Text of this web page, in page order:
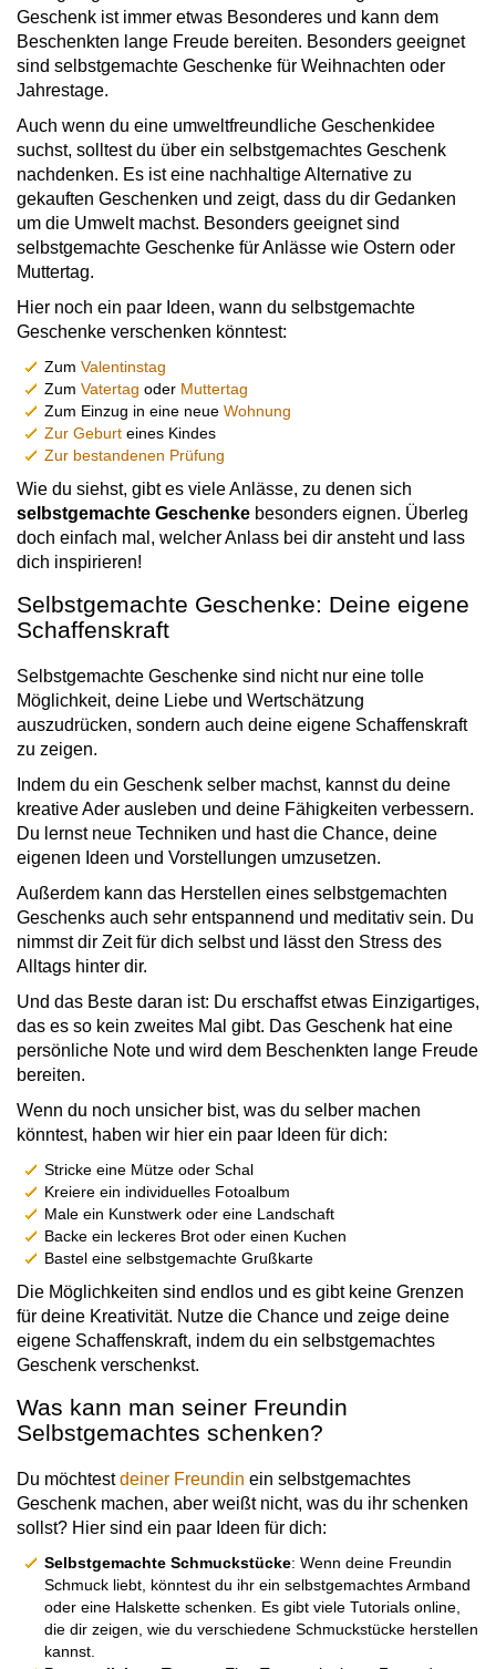
Geschenk ist immer etwas Besonderes und kann dem
Beschenkten lange Freude bereiten. Besonders geeignet
sind selbstgemachte Geschenke für Weihnachten oder
Jahrestage.
Auch wenn du eine umweltfreundliche Geschenkidee
suchst, solltest du über ein selbstgemachtes Geschenk
nachdenken. Es ist eine nachhaltige Alternative zu
gekauften Geschenken und zeigt, dass du dir Gedanken
um die Umwelt machst. Besonders geeignet sind
selbstgemachte Geschenke für Anlässe wie Ostern oder
Muttertag.
Hier noch ein paar Ideen, wann du selbstgemachte
Geschenke verschenken könntest:
Zum Valentinstag
Zum Vatertag oder Muttertag
Zum Einzug in eine neue Wohnung
Zur Geburt eines Kindes
Zur bestandenen Prüfung
Wie du siehst, gibt es viele Anlässe, zu denen sich
selbstgemachte Geschenke besonders eignen. Überleg
doch einfach mal, welcher Anlass bei dir ansteht und lass
dich inspirieren!
Selbstgemachte Geschenke: Deine eigene
Schaffenskraft
Selbstgemachte Geschenke sind nicht nur eine tolle
Möglichkeit, deine Liebe und Wertschätzung
auszudrücken, sondern auch deine eigene Schaffenskraft
zu zeigen.
Indem du ein Geschenk selber machst, kannst du deine
kreative Ader ausleben und deine Fähigkeiten verbessern.
Du lernst neue Techniken und hast die Chance, deine
eigenen Ideen und Vorstellungen umzusetzen.
Außerdem kann das Herstellen eines selbstgemachten
Geschenks auch sehr entspannend und meditativ sein. Du
nimmst dir Zeit für dich selbst und lässt den Stress des
Alltags hinter dir.
Und das Beste daran ist: Du erschaffst etwas Einzigartiges,
das es so kein zweites Mal gibt. Das Geschenk hat eine
persönliche Note und wird dem Beschenkten lange Freude
bereiten.
Wenn du noch unsicher bist, was du selber machen
könntest, haben wir hier ein paar Ideen für dich:
Stricke eine Mütze oder Schal
Kreiere ein individuelles Fotoalbum
Male ein Kunstwerk oder eine Landschaft
Backe ein leckeres Brot oder einen Kuchen
Bastel eine selbstgemachte Grußkarte
Die Möglichkeiten sind endlos und es gibt keine Grenzen
für deine Kreativität. Nutze die Chance und zeige deine
eigene Schaffenskraft, indem du ein selbstgemachtes
Geschenk verschenkst.
Was kann man seiner Freundin
Selbstgemachtes schenken?
Du möchtestdeiner Freundin ein selbstgemachtes
Geschenk machen, aber weißt nicht, was du ihr schenken
sollst? Hier sind ein paar Ideen für dich:
Selbstgemachte Schmuckstücke: Wenn deine Freundin
Schmuck liebt, könntest du ihr ein selbstgemachtes Armband
oder eine Halskette schenken. Es gibt viele Tutorials online,
die dir zeigen, wie du verschiedene Schmuckstücke herstellen
kannst.